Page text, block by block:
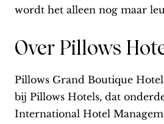
wordt het alleen nog maar
Over Pillows
Pillows Grand Boutique
bij Pillows Hotels, dat
International Hotel